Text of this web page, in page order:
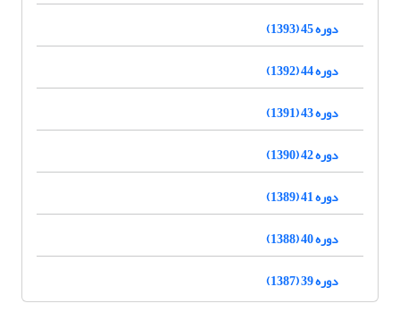
دوره 45 (1393)
دوره 44 (1392)
دوره 43 (1391)
دوره 42 (1390)
دوره 41 (1389)
دوره 40 (1388)
دوره 39 (1387)